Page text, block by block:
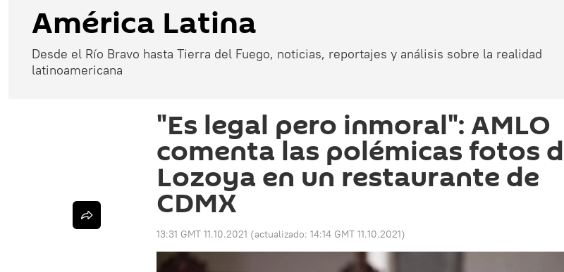
América Latina
Desde el Río Bravo hasta Tierra del Fuego, noticias, reportajes y análisis sobre la realidad
latinoamericana
"Es legal pero inmoral": AMLO
comenta las polémicas fotos
Lozoya en un restaurante de
CDMX
13:31 GMT 11.10.2021 (actualizado: 14:14 GMT 11.10.2021)